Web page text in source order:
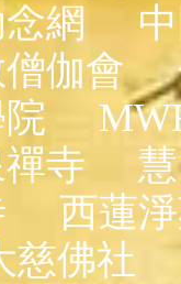
網
伽會
寺
西蓮
慈佛社